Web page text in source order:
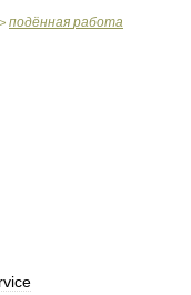
> подённая работа